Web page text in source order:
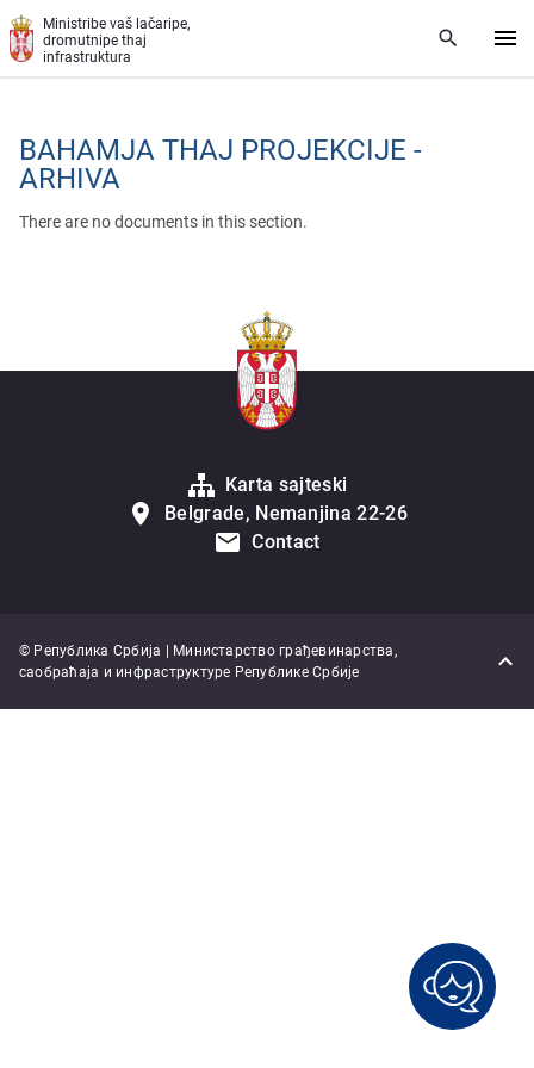
Skip to main content
Ministribe vaš lačaripe,
dromutnipe thaj
infrastruktura
BAHAMJA THAJ PROJEKCIJE -
ARHIVA
There are no documents in this section.
Karta sajteski
Belgrade, Nemanjina 22-26
Contact
© Република Србија | Министарство грађевинарства,
саобраћаја и инфраструктуре Републике Србије